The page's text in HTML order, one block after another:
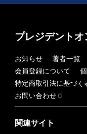
プレジデント
お知らせ 著者一覧
会員登録について
特定商取引法に基づく
お問い合わせ
関連サイト